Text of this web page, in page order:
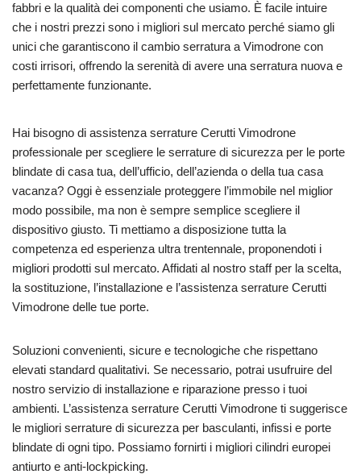
fabbri e la qualità dei componenti che usiamo. È facile intuire
che i nostri prezzi sono i migliori sul mercato perché siamo gli
unici che garantiscono il cambio serratura a Vimodrone con
costi irrisori, offrendo la serenità di avere una serratura nuova e
perfettamente funzionante.
Hai bisogno di assistenza serrature Cerutti Vimodrone
professionale per scegliere le serrature di sicurezza per le porte
blindate di casa tua, dell’ufficio, dell’azienda o della tua casa
vacanza? Oggi è essenziale proteggere l’immobile nel miglior
modo possibile, ma non è sempre semplice scegliere il
dispositivo giusto. Ti mettiamo a disposizione tutta la
competenza ed esperienza ultra trentennale, proponendoti i
migliori prodotti sul mercato. Affidati al nostro staff per la scelta,
la sostituzione, l’installazione e l’assistenza serrature Cerutti
Vimodrone delle tue porte.
Soluzioni convenienti, sicure e tecnologiche che rispettano
elevati standard qualitativi. Se necessario, potrai usufruire del
nostro servizio di installazione e riparazione presso i tuoi
ambienti. L’assistenza serrature Cerutti Vimodrone ti suggerisce
le migliori serrature di sicurezza per basculanti, infissi e porte
blindate di ogni tipo. Possiamo fornirti i migliori cilindri europei
antiurto e anti-lockpicking.